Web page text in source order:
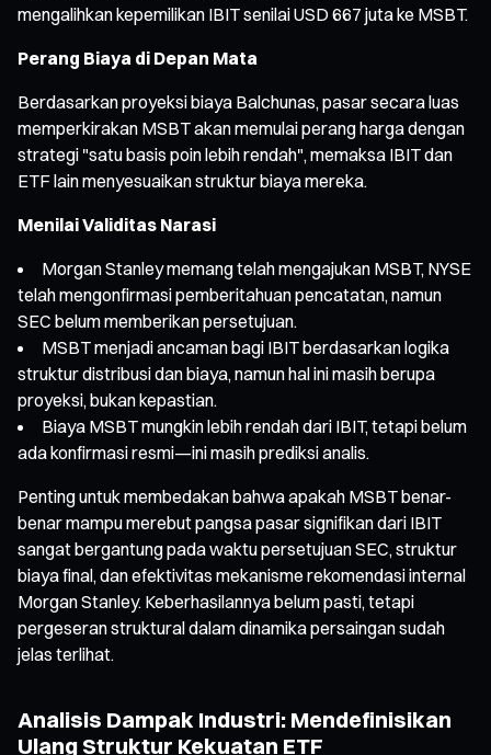
mengalihkan kepemilikan IBIT senilai USD 667 juta ke MSBT.
Perang Biaya di Depan Mata
Berdasarkan proyeksi biaya Balchunas, pasar secara luas
memperkirakan MSBT akan memulai perang harga dengan
strategi "satu basis poin lebih rendah", memaksa IBIT dan
ETF lain menyesuaikan struktur biaya mereka.
Menilai Validitas Narasi
Morgan Stanley memang telah mengajukan MSBT, NYSE
telah mengonfirmasi pemberitahuan pencatatan, namun
SEC belum memberikan persetujuan.
MSBT menjadi ancaman bagi IBIT berdasarkan logika
struktur distribusi dan biaya, namun hal ini masih berupa
proyeksi, bukan kepastian.
Biaya MSBT mungkin lebih rendah dari IBIT, tetapi belum
ada konfirmasi resmi—ini masih prediksi analis.
Penting untuk membedakan bahwa apakah MSBT benar-
benar mampu merebut pangsa pasar signifikan dari IBIT
sangat bergantung pada waktu persetujuan SEC, struktur
biaya final, dan efektivitas mekanisme rekomendasi internal
Morgan Stanley. Keberhasilannya belum pasti, tetapi
pergeseran struktural dalam dinamika persaingan sudah
jelas terlihat.
Analisis Dampak Industri: Mendefinisikan
Ulang Struktur Kekuatan ETF